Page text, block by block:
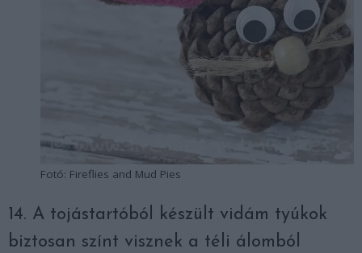
Fotó: Fireflies and Mud Pies
14. A tojástartóból készült vidám tyúkok
biztosan színt visznek a téli álomból